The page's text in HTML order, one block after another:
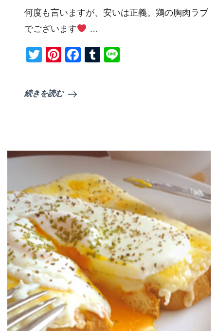
何度も言いますが、安いは正義。鶏の胸肉ラブ
でございます
…
TwitterPinterest
Facebook
Tumblr
続きを読む